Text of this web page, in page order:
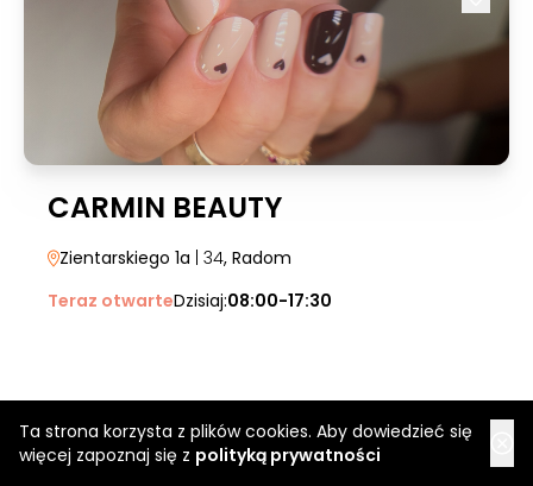
Ta strona korzysta z plików cookies. Aby dowiedzieć się
więcej zapoznaj się z polityką prywatności
CARMIN BEAUTY
Zientarskiego 1a | 34, Radom
Teraz otwarteDzisiaj:08:00-17:30
Najpopularniejsze usługi
Strzyżenie